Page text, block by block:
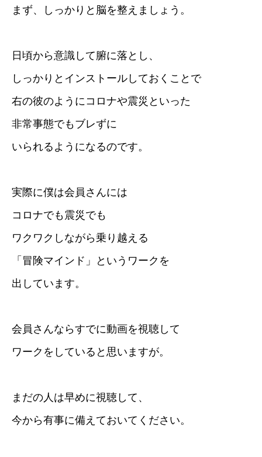
まず、しっかりと脳を整えましょう。
日頃から意識して腑に落とし、
しっかりとインストールしておくことで
右の彼のようにコロナや震災といった
非常事態でもブレずに
いられるようになるのです。
実際に僕は会員さんには
コロナでも震災でも
ワクワクしながら乗り越える
「冒険マインド」というワークを
出しています。
会員さんならすでに動画を視聴して
ワークをしていると思いますが。
まだの人は早めに視聴して、
今から有事に備えておいてください。